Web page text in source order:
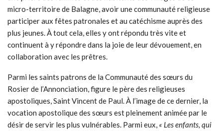
micro-territoire de Balagne, avoir une communauté religieuse
participer aux fêtes patronales et au catéchisme auprès des
plus jeunes. À tout cela, elles y ont répondu très vite et
continuent à y répondre dans la joie de leur dévouement, en
collaboration avec les prêtres.
Parmi les saints patrons de la Communauté des sœurs du
Rosier de l’Annonciation, figure le père des religieuses
apostoliques, Saint Vincent de Paul. À l’image de ce dernier, la
vocation apostolique des sœurs est pleinement animée par le
désir de servir les plus vulnérables. Parmi eux, « Les enfants, qui